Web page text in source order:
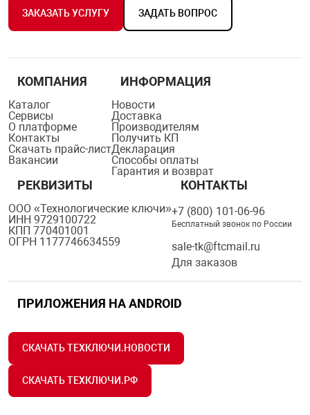
ЗАКАЗАТЬ УСЛУГУ ЗАДАТЬ ВОПРОС
КОМПАНИЯ
Каталог
Сервисы
О платформе
Контакты
Скачать прайс-лист
Вакансии
ИНФОРМАЦИЯ
Новости
Доставка
Производителям
Получить КП
Декларация
Способы оплаты
Гарантия и возврат
РЕКВИЗИТЫ
ООО «Технологические ключи»
ИНН 9729100722
КПП 770401001
ОГРН 1177746634559
КОНТАКТЫ
+7 (800) 101-06-96
Бесплатный звонок по России
sale-tk@ftcmail.ru
Для заказов
ПРИЛОЖЕНИЯ НА ANDROID
СКАЧАТЬ ТЕХКЛЮЧИ.НОВОСТИ
СКАЧАТЬ ТЕХКЛЮЧИ.РФ